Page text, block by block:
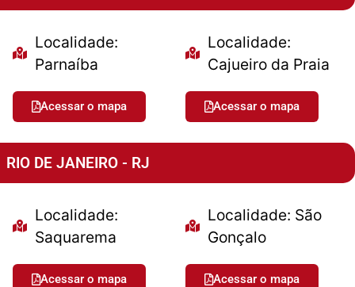
Localidade:
Parnaíba
Acessar o mapa
Localidade:
Cajueiro da Praia
Acessar o mapa
RIO DE JANEIRO - RJ
Localidade:
Saquarema
Acessar o mapa
Localidade: São
Gonçalo
Acessar o mapa